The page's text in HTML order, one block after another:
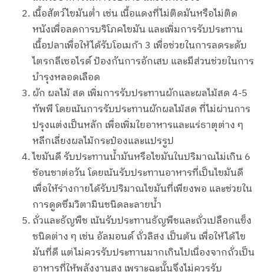
เนื้อสัตว์ไขมันต่ำ เช่น เนื้อแดงที่ไม่ติดมันหรือไม่ติด
หนังเพื่อลดการบริโภคไขมัน และเพิ่มการรับประทาน
เนื้อปลาเพื่อให้ได้รับโอเมก้า 3 เพื่อช่วยในการลดระดับ
ไตรกลีเซอไรด์ ป้องกันการอักเสบ และมีส่วนช่วยในการ
บำรุงหลอดเลือด
ผัก ผลไม้ สด เพิ่มการรับประทานผักและผลไม้สด 4-5
ทัพพี โดยเน้นการรับประทานผักผลไม้สด ที่ไม่ผ่านการ
ปรุงแต่งเป็นหลัก เพื่อเพิ่มใยอาหารและแร่ธาตุต่าง ๆ
หลีกเลี่ยงผลไม้กระป๋องและแปรรูป
ไขมันดี รับประทานน้ำมันหรือไขมันในปริมาณไม่เกิน 6
ช้อนชาต่อวัน โดยเน้นรับประทานอาหารที่เป็นไขมันดี
เพื่อให้ร่างกายได้รับปริมาณไขมันที่เพียงพอ และช่วยใน
การดูดซึมวิตามินชนิดละลายน้ำ
ถั่วและธัญพืช เน้นรับประทานธัญพืชและถั่วเปลือกแข็ง
ชนิดต่าง ๆ เช่น อัลมอนด์ ถั่วลิสง เป็นต้น เพื่อให้ได้ไข
มันที่ดี แต่ไม่ควรรับประทานมากเกินไปเนื่องจากถั่วเป็น